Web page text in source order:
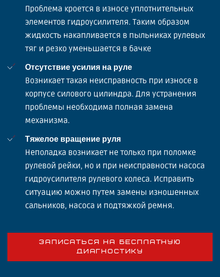
Проблема кроется в износе уплотнительных
элементов гидроусилителя. Таким образом
жидкость накапливается в пыльниках рулевых
тяг и резко уменьшается в бачке
Отсутствие усилия на руле
Возникает такая неисправность при износе в
корпусе силового цилиндра. Для устранения
проблемы необходима полная замена
механизма.
Тяжелое вращение руля
Неполадка возникает не только при поломке
рулевой рейки, но и при неисправности насоса
гидроусилителя рулевого колеса. Исправить
ситуацию можно путем замены изношенных
сальников, насоса и подтяжкой ремня.
ЗАПИСАТЬСЯ НА БЕСПЛАТНУЮ
ДИАГНОСТИКУ